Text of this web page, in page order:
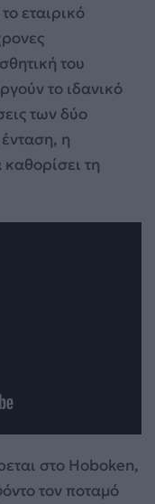
εταιρικό
του
το ιδανικό
των δύο
η
τη
στο Hoboken,
τον ποταμό